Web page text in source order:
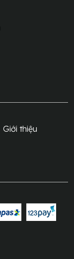
Giới thiệu